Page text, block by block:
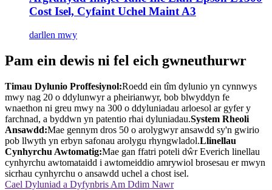
Cost Isel, Cyfaint Uchel Maint A3
darllen mwy
Pam ein dewis ni fel eich gwneuthurwr
Timau Dylunio Proffesiynol:Roedd ein tîm dylunio yn cynnwys
mwy nag 20 o ddylunwyr a pheirianwyr, bob blwyddyn fe
wnaethon ni greu mwy na 300 o ddyluniadau arloesol ar gyfer y
farchnad, a byddwn yn patentio rhai dyluniadau.System Rheoli
Ansawdd:Mae gennym dros 50 o arolygwyr ansawdd sy'n gwirio
pob llwyth yn erbyn safonau arolygu rhyngwladol.Llinellau
Cynhyrchu Awtomatig:Mae gan ffatri poteli dŵr Everich linellau
cynhyrchu awtomataidd i awtomeiddio amrywiol brosesau er mwyn
sicrhau cynhyrchu o ansawdd uchel a chost isel.
Cael Dyluniad a Dyfynbris Am Ddim Nawr